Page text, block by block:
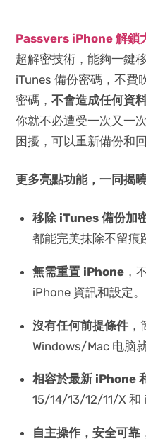
Passvers iPhone 解鎖
超解密技術，能夠一鍵
iTunes 備份密碼，不費
密碼，不會造成任何資
你就不必遭受一次又一
困擾，可以重新備份和
更多亮點功能，一同揭
移除 iTunes 備份加
都能完美抹除不留痕
無需重置 iPhone ，
iPhone 資訊和設定。
沒有任何前提條件
Windows/Mac 电脑
相容於最新 iPhone
15/14/13/12/11/X 和
自主操作，安全可靠